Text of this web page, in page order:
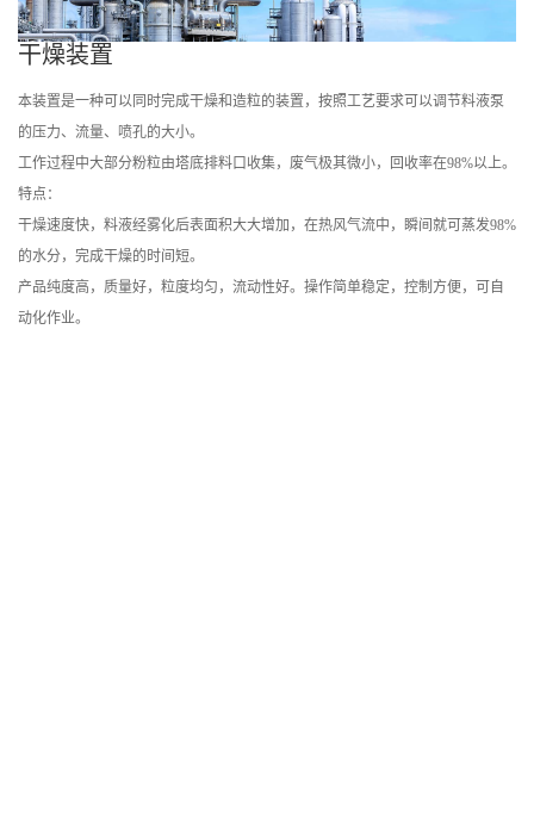
装置
中大部分粉粒由塔底排料口收集，废气极其微小，回收率在98%以上。 根
1）